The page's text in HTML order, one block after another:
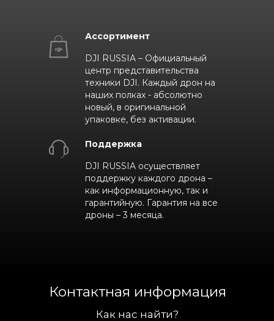
Ассортимент
DJI RUSSIA – Официальный
центр представительства
техники DJI. Каждый дрон на
наших полках - абсолютно
новый, в оригинальной
упаковке, без активации.
Поддержка
DJI RUSSIA осуществляет
поддержку каждого дрона –
как информационную, так и
гарантийную. Гарантия на все
дроны – 3 месяца.
Как нас найти?
Контактная информация